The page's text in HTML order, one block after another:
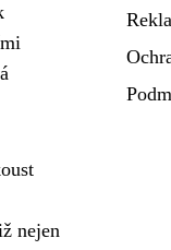
nejen